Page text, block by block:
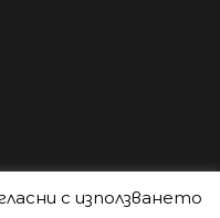
с използването